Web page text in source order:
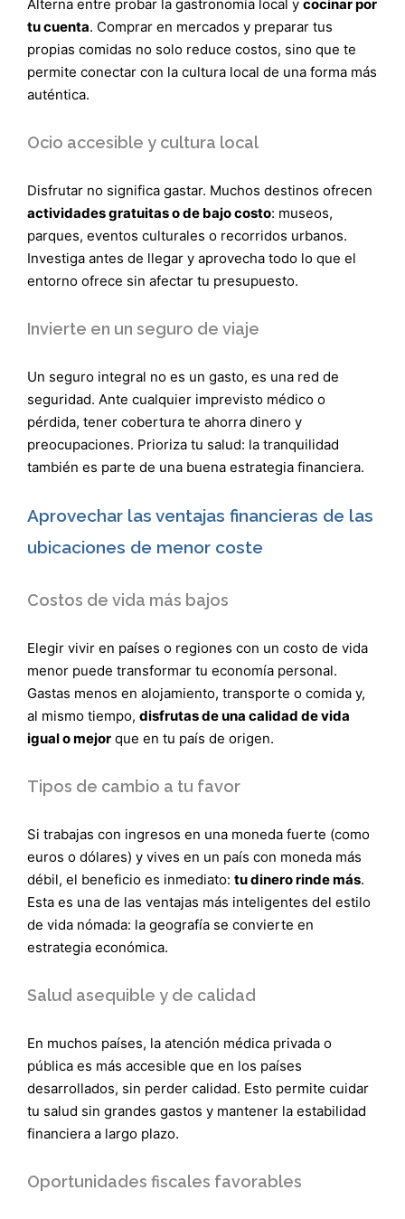
Alterna entre probar la gastronomía local y cocinar por
tu cuenta. Comprar en mercados y preparar tus
propias comidas no solo reduce costos, sino que te
permite conectar con la cultura local de una forma más
auténtica.
Ocio accesible y cultura local
Disfrutar no significa gastar. Muchos destinos ofrecen
actividades gratuitas o de bajo costo: museos,
parques, eventos culturales o recorridos urbanos.
Investiga antes de llegar y aprovecha todo lo que el
entorno ofrece sin afectar tu presupuesto.
Invierte en un seguro de viaje
Un seguro integral no es un gasto, es una red de
seguridad. Ante cualquier imprevisto médico o
pérdida, tener cobertura te ahorra dinero y
preocupaciones. Prioriza tu salud: la tranquilidad
también es parte de una buena estrategia financiera.
Aprovechar las ventajas financieras de las
ubicaciones de menor coste
Costos de vida más bajos
Elegir vivir en países o regiones con un costo de vida
menor puede transformar tu economía personal.
Gastas menos en alojamiento, transporte o comida y,
al mismo tiempo, disfrutas de una calidad de vida
igual o mejor que en tu país de origen.
Tipos de cambio a tu favor
Si trabajas con ingresos en una moneda fuerte (como
euros o dólares) y vives en un país con moneda más
débil, el beneficio es inmediato: tu dinero rinde más.
Esta es una de las ventajas más inteligentes del estilo
de vida nómada: la geografía se convierte en
estrategia económica.
Salud asequible y de calidad
En muchos países, la atención médica privada o
pública es más accesible que en los países
desarrollados, sin perder calidad. Esto permite cuidar
tu salud sin grandes gastos y mantener la estabilidad
financiera a largo plazo.
Oportunidades fiscales favorables